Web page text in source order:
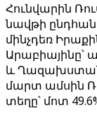
Հունվարին
նավթի
մինչդեռ
Արաբիայինը՝
և
մարտ ամսին
տեղը՝ մոտ